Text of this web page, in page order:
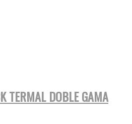
TERMAL DOBLE GAMA